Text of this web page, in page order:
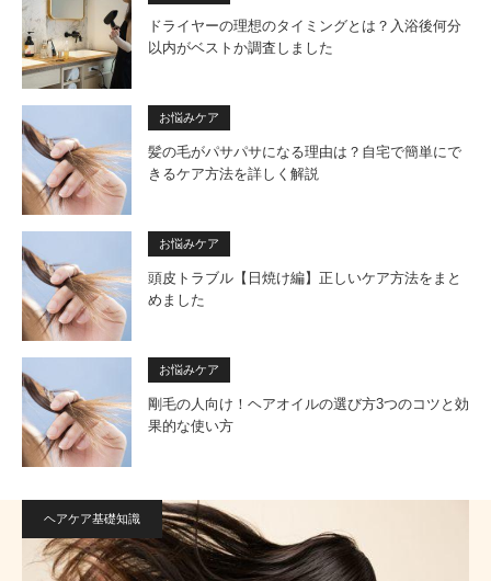
ドライヤーの理想のタイミングとは？入浴後何分
以内がベストか調査しました
お悩みケア
髪の毛がパサパサになる理由は？自宅で簡単にで
きるケア方法を詳しく解説
お悩みケア
頭皮トラブル【日焼け編】正しいケア方法をまと
めました
お悩みケア
剛毛の人向け！ヘアオイルの選び方3つのコツと効
果的な使い方
ヘアケア基礎知識